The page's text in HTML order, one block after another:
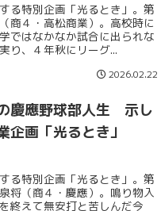
る特別企画「光るとき」。第
商４・高松商業）。高校時に
ではなかなか試合に出られな
り、４年秋にリーグ...
2026.02.22
慶應野球部人生 示し
企画「光るとき」
る特別企画「光るとき」。第
将（商４・慶應）。鳴り物入
終えて無安打と苦しんだ今